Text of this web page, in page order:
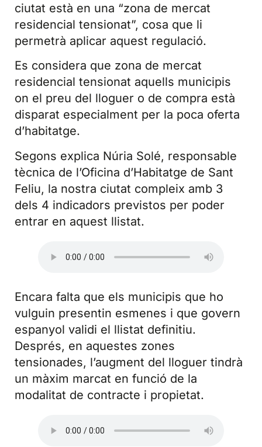
ciutat està en una “zona de mercat
residencial tensionat”, cosa que li
permetrà aplicar aquest regulació.
Es considera que zona de mercat
residencial tensionat aquells municipis
on el preu del lloguer o de compra està
disparat especialment per la poca oferta
d’habitatge.
Segons explica Núria Solé, responsable
tècnica de l’Oficina d’Habitatge de Sant
Feliu, la nostra ciutat compleix amb 3
dels 4 indicadors previstos per poder
entrar en aquest llistat.
Encara falta que els municipis que ho
vulguin presentin esmenes i que govern
espanyol validi el llistat definitiu.
Després, en aquestes zones
tensionades, l’augment del lloguer tindrà
un màxim marcat en funció de la
modalitat de contracte i propietat.